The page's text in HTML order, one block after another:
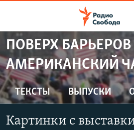
упрощенного
доступа
Вернуться
к
основному
Вернутся
ПРОГРАММЫ
ПОДКАСТЫ
АВТОРСКИЕ ПРОЕКТЫ
ЦИТАТЫ СВОБОДЫ
МНЕНИЯ
ПОВЕРХ БАРЬЕРОВ
АМЕРИКАНСКИЙ
ТЕКСТЫ ВЫПУСКИ
Картинки с